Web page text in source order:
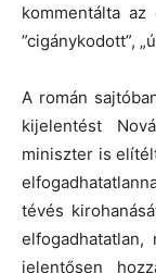
kommentálta
”cigánykodott”,
A román
kijelentést
miniszter is
tévés
jelentősen